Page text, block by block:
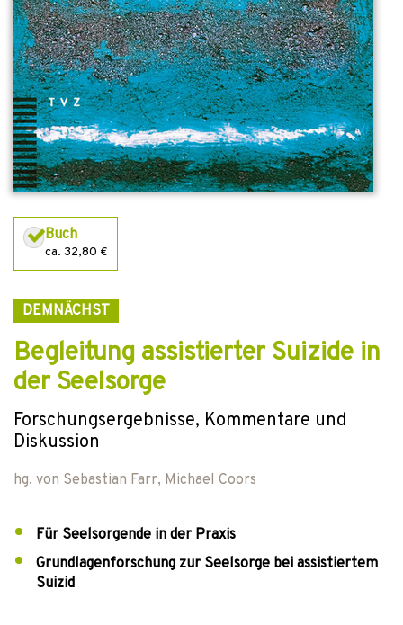
Buch
ca. 32,80 €
DEMNÄCHST
Begleitung assistierter Suizide in
der Seelsorge
Forschungsergebnisse, Kommentare und
Diskussion
hg. von Sebastian Farr, Michael Coors
Für Seelsorgende in der Praxis
Grundlagenforschung zur Seelsorge bei assistiertem
Suizid